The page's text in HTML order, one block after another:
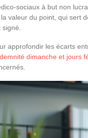
sociaux à but non
valeur du point, qui sert
signé.
approfondir les écarts
dimanche et jours